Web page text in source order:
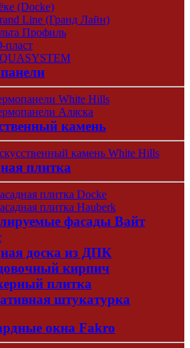
(Docke)
Line (Гранд Лайн)
Профиль
White Hills
Аляска
камень
камень White Hills
плитка
плитка Docke
плитка Hauberk
фасады Вайт
доска из ДПК
кирпич
плитка
штукатурка
окна Fakro